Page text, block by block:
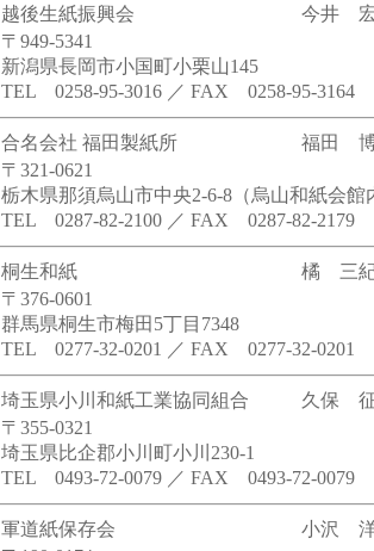
越後生紙振興会
今井 宏
〒949-5341
新潟県長岡市小国町小栗山145
TEL 0258-95-3016 ／ FAX 0258-95-3164
合名会社 福田製紙所
福田 博
〒321-0621
栃木県那須烏山市中央2-6-8（烏山和紙会館
TEL 0287-82-2100 ／ FAX 0287-82-2179
桐生和紙
橘 三紀
〒376-0601
群馬県桐生市梅田5丁目7348
TEL 0277-32-0201 ／ FAX 0277-32-0201
埼玉県小川和紙工業協同組合
久保 征
〒355-0321
埼玉県比企郡小川町小川230-1
TEL 0493-72-0079 ／ FAX 0493-72-0079
軍道紙保存会
小沢 洋